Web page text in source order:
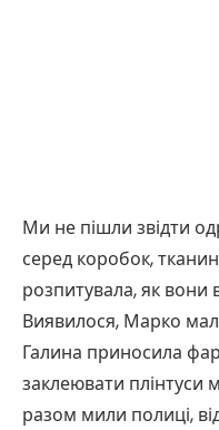
Ми не пішли звідти
серед коробок, тканин
розпитувала, як вони
Виявилося, Марко
Галина приносила
заклеювати плінтуси
разом мили полиці,